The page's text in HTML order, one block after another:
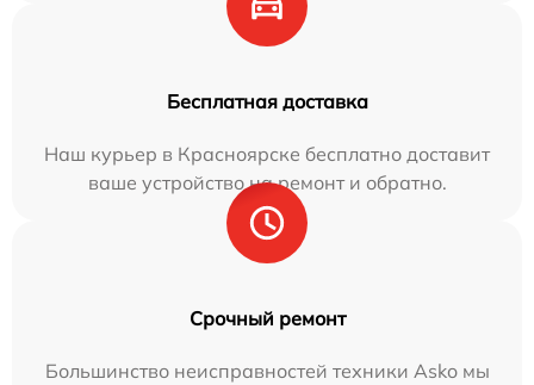
Бесплатная доставка
Наш курьер в Красноярске бесплатно доставит
ваше устройство на ремонт и обратно.
Срочный ремонт
Большинство неисправностей техники Asko мы